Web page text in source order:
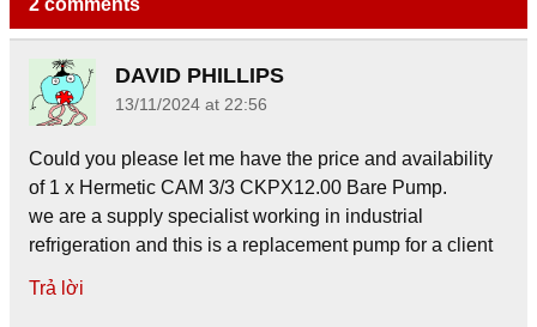
b
o
o
k
DAVID PHILLIPS
13/11/2024 at 22:56
Could you please let me have the price and availability
of 1 x Hermetic CAM 3/3 CKPX12.00 Bare Pump.
we are a supply specialist working in industrial
refrigeration and this is a replacement pump for a client
Trả lời